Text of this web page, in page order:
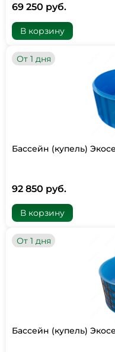
69 250 руб.
В корзину
От 1 дня
Бассейн (купель)
92 850 руб.
В корзину
От 1 дня
Бассейн (купель)